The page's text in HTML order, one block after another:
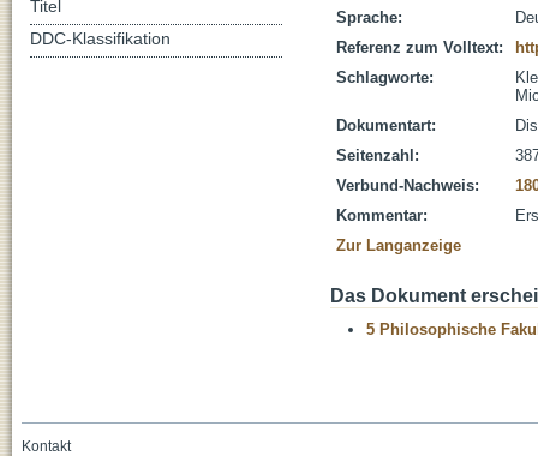
Sprache:
Referenz zum Volltext:
Schlagworte:
Dokumentart:
Seitenzahl:
Verbund-Nachweis:
Kommentar:
Zur Langanzeige
Das Dokument
5 Philosophische
Titel
DDC-Klassifikation
Kontakt